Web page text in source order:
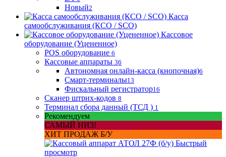
Новый2
Касса
самообслуживания (КСО / SCO)
Кассовое
оборудование (Уцененное)
POS оборудование 6
Кассовые аппараты 36
Автономная онлайн-касса (кнопочная)6
Смарт-терминалы13
Фискальный регистратор16
Сканер штрих-кодов 8
Терминал сбора данный (ТСД ) 1
Рекомендуем
САМЫЙ НИЗ!
ХИТ ПРОДАЖ Б/У
Быстрый
просмотр